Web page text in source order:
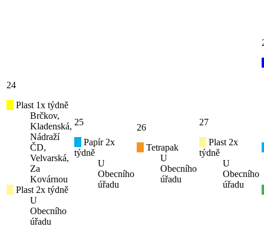
24
Plast 1x týdně
Brčkov,
Kladenská,
Nádraží
ČD,
Velvarská,
Za
Kovárnou
Plast 2x týdně
U
Obecního
úřadu
25
Papír 2x
týdně
U
Obecního
úřadu
26
Tetrapak
U
Obecního
úřadu
27
Plast 2x
týdně
U
Obecního
úřadu